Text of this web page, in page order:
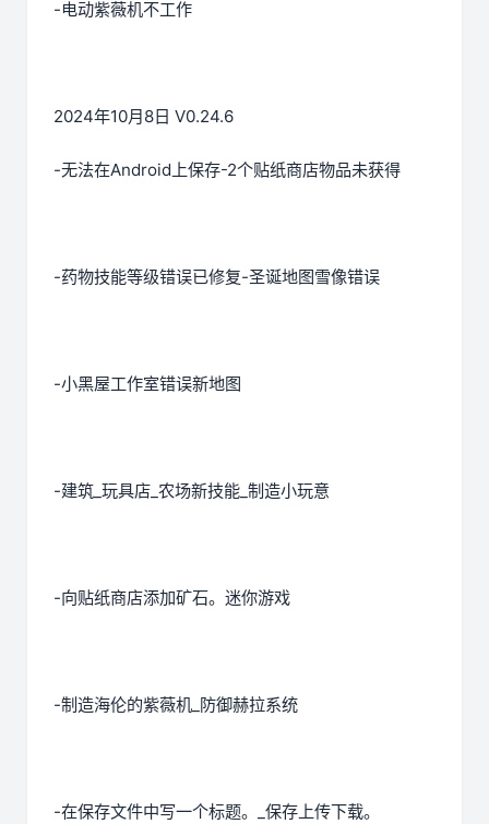
-电动紫薇机不工作
2024年10月8日 V0.24.6
-无法在Android上保存-2个贴纸商店物品未获得
-药物技能等级错误已修复-圣诞地图雪像错误
-小黑屋工作室错误新地图
-建筑_玩具店_农场新技能_制造小玩意
-向贴纸商店添加矿石。迷你游戏
-制造海伦的紫薇机_防御赫拉系统
-在保存文件中写一个标题。_保存上传下载。